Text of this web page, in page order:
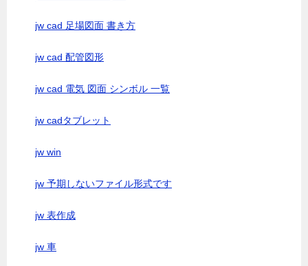
jw cad 足場図面 書き方
jw cad 配管図形
jw cad 電気 図面 シンボル 一覧
jw cadタブレット
jw win
jw 予期しないファイル形式です
jw 表作成
jw 車